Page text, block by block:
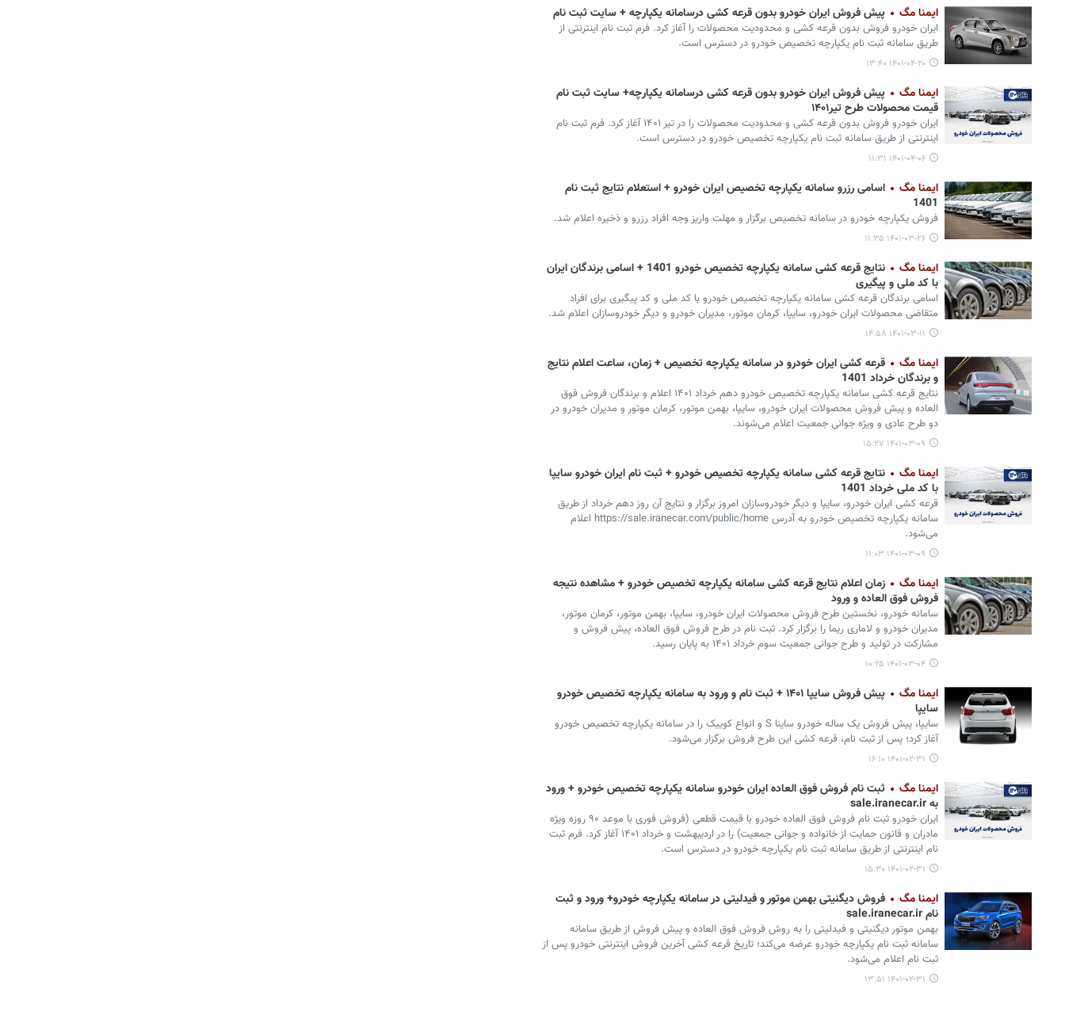
ایمنا مگ پیش فروش ایران خودرو بدون قرعه کشی درسامانه یکپارچه + سایت ثبت نام
ایران خودرو فروش بدون قرعه کشی و محدودیت محصولات را آغاز کرد. فرم ثبت نام اینترنتی از
طریق سامانه ثبت نام یکپارچه تخصیص خودرو در دسترس است.
۱۴۰۱-۰۴-۲۰ ۱۳:۴۰
ایمنا مگ
پیش فروش ایران خودرو بدون قرعه کشی درسامانه یکپارچه+ سایت ثبت نام
قیمت محصولات طرح تیر۱۴۰۱
ایران خودرو فروش بدون قرعه کشی و محدودیت محصولات را در تیر ۱۴۰۱ آغاز کرد. فرم ثبت نام
اینترنتی از طریق سامانه ثبت نام یکپارچه تخصیص خودرو در دسترس است.
۱۴۰۱-۰۴-۰۶ ۱۱:۳۱
ایمنا مگ
اسامی رزرو سامانه یکپارچه تخصیص ایران خودرو + استعلام نتایج ثبت نام
1401
فروش یکپارچه خودرو در سامانه تخصیص برگزار و مهلت واریز وجه افراد رزرو و ذخیره اعلام شد.
۱۴۰۱-۰۳-۲۶ ۱۱:۳۵
ایمنا مگ
نتایج قرعه کشی سامانه یکپارچه تخصیص خودرو 1401 + اسامی برندگان ایران
با کد ملی و پیگیری
اسامی برندگان قرعه کشی سامانه یکپارچه تخصیص خودرو با کد ملی و کد پیگیری برای افراد
متقاضی محصولات ایران خودرو، سایپا، کرمان موتور، مدیران خودرو و دیگر خودروسازان اعلام شد.
۱۴۰۱-۰۳-۱۱ ۱۴:۵۸
ایمنا مگ
قرعه کشی ایران خودرو در سامانه یکپارچه تخصیص + زمان، ساعت اعلام نتایج
و برندگان خرداد 1401
نتایج قرعه کشی سامانه یکپارچه تخصیص خودرو دهم خرداد ۱۴۰۱ اعلام و برندگان فروش فوق
العاده و پیش فروش محصولات ایران خودرو، سایپا، بهمن موتور، کرمان موتور و مدیران خودرو در
دو طرح عادی و ویژه جوانی جمعیت اعلام می‌شوند.
۱۴۰۱-۰۳-۰۹ ۱۵:۲۷
ایمنا مگ
نتایج قرعه کشی سامانه یکپارچه تخصیص خودرو + ثبت نام ایران خودرو سایپا
با کد ملی خرداد 1401
قرعه کشی ایران خودرو، سایپا و دیگر خودروسازان امروز برگزار و نتایج آن روز دهم خرداد از طریق
سامانه یکپارچه تخصیص خودرو به آدرس https://sale.iranecar.com/public/home اعلام
می‌شود.
۱۴۰۱-۰۳-۰۹ ۱۱:۰۳
ایمنا مگ
زمان اعلام نتایج قرعه کشی سامانه یکپارچه تخصیص خودرو + مشاهده نتیجه
فروش فوق العاده و ورود
سامانه خودرو، نخستین طرح فروش محصولات ایران خودرو، سایپا، بهمن موتور، کرمان موتور،
مدیران خودرو و لاماری ریما را برگزار کرد. ثبت نام در طرح فروش فوق العاده، پیش فروش و
مشارکت در تولید و طرح جوانی جمعیت سوم خرداد ۱۴۰۱ به پایان رسید.
۱۴۰۱-۰۳-۰۴ ۱۰:۲۵
ایمنا مگ
پیش فروش سایپا ۱۴۰۱ + ثبت نام و ورود به سامانه یکپارچه تخصیص خودرو
سایپا
سایپا، پیش فروش یک ساله خودرو ساینا S و انواع کوییک را در سامانه یکپارچه تخصیص خودرو
آغاز کرد؛ پس از ثبت نام، قرعه کشی این طرح فروش برگزار می‌شود.
۱۴۰۱-۰۲-۳۱ ۱۶:۱۰
ایمنا مگ
ثبت نام فروش فوق العاده ایران خودرو سامانه یکپارچه تخصیص خودرو + ورود
به sale.iranecar.ir
ایران خودرو ثبت نام فروش فوق العاده خودرو با قیمت قطعی (فروش فوری با موعد ۹۰ روزه ویژه
مادران و قانون حمایت از خانواده و جوانی جمعیت) را در اردیبهشت و خرداد ۱۴۰۱ آغاز کرد. فرم ثبت
نام اینترنتی از طریق سامانه ثبت نام یکپارچه خودرو در دسترس است.
۱۴۰۱-۰۲-۳۱ ۱۵:۳۰
ایمنا مگ
فروش دیگنیتی بهمن موتور و فیدلیتی در سامانه یکپارچه خودرو+ ورود و ثبت
نام sale.iranecar.ir
بهمن موتور دیگنیتی و فیدلیتی را به روش فروش فوق العاده و پیش فروش از طریق سامانه
سامانه ثبت نام یکپارچه خودرو عرضه می‌کند؛ تاریخ قرعه کشی آخرین فروش اینترنتی خودرو پس از
ثبت نام اعلام می‌شود.
۱۴۰۱-۰۲-۳۱ ۱۳:۵۱